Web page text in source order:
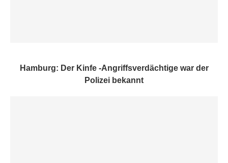
Hamburg: Der Kinfe -Angriffsverdächtige war der
Polizei bekannt